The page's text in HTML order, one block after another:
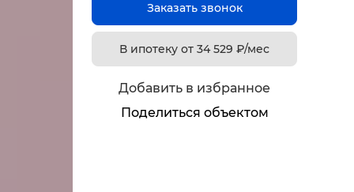
Заказать звонок
В ипотеку от 34 529 ₽/мес
Добавить в избранное
Поделиться объектом